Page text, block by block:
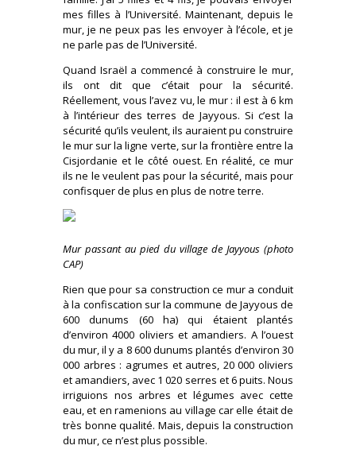
mes filles à l’Université. Maintenant, depuis le
mur, je ne peux pas les envoyer à l’école, et je
ne parle pas de l’Université.
Quand Israël a commencé à construire le mur,
ils ont dit que c’était pour la sécurité.
Réellement, vous l’avez vu, le mur : il est à 6 km
à l’intérieur des terres de Jayyous. Si c’est la
sécurité qu’ils veulent, ils auraient pu construire
le mur sur la ligne verte, sur la frontière entre la
Cisjordanie et le côté ouest. En réalité, ce mur
ils ne le veulent pas pour la sécurité, mais pour
confisquer de plus en plus de notre terre.
Mur passant au pied du village de Jayyous (photo
CAP)
Rien que pour sa construction ce mur a conduit
à la confiscation sur la commune de Jayyous de
600 dunums (60 ha) qui étaient plantés
d’environ 4000 oliviers et amandiers. A l’ouest
du mur, il y a 8 600 dunums plantés d’environ 30
000 arbres : agrumes et autres, 20 000 oliviers
et amandiers, avec 1 020 serres et 6 puits. Nous
irriguions nos arbres et légumes avec cette
eau, et en ramenions au village car elle était de
très bonne qualité. Mais, depuis la construction
du mur, ce n’est plus possible.